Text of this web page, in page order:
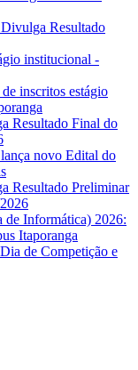
Resultado
institucional -
inscritos estágio
Resultado Final do
novo Edital do
Resultado Preliminar
de Informática) 2026:
Itaporanga
de Competição e